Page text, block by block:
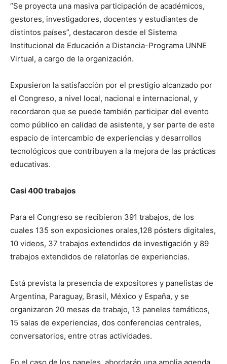
“Se proyecta una masiva participación de académicos,
gestores, investigadores, docentes y estudiantes de
distintos países”, destacaron desde el Sistema
Institucional de Educación a Distancia-Programa UNNE
Virtual, a cargo de la organización.
Expusieron la satisfacción por el prestigio alcanzado por
el Congreso, a nivel local, nacional e internacional, y
recordaron que se puede también participar del evento
como público en calidad de asistente, y ser parte de este
espacio de intercambio de experiencias y desarrollos
tecnológicos que contribuyen a la mejora de las prácticas
educativas.
Casi 400 trabajos
Para el Congreso se recibieron 391 trabajos, de los
cuales 135 son exposiciones orales,128 pósters digitales,
10 videos, 37 trabajos extendidos de investigación y 89
trabajos extendidos de relatorías de experiencias.
Está prevista la presencia de expositores y panelistas de
Argentina, Paraguay, Brasil, México y España, y se
organizaron 20 mesas de trabajo, 13 paneles temáticos,
15 salas de experiencias, dos conferencias centrales,
conversatorios, entre otras actividades.